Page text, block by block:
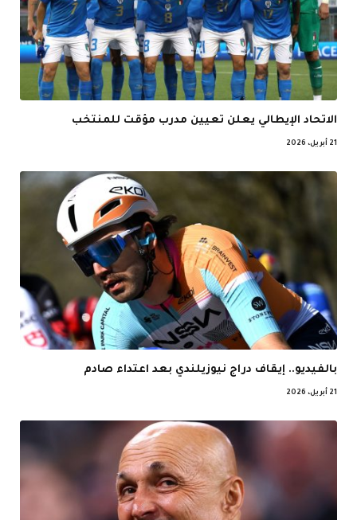
الاتحاد الإيطالي يعلن تعيين مدرب مؤقت للمنتخب
21 أبريل، 2026
بالفيديو.. إيقاف دراج نيوزيلندي بعد اعتداء صادم
21 أبريل، 2026